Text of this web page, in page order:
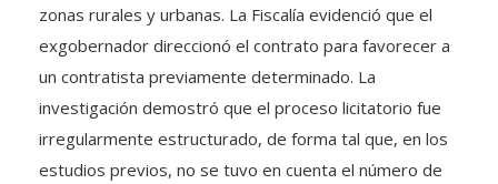
zonas rurales y urbanas. La Fiscalía evidenció que el
exgobernador direccionó el contrato para favorecer a
un contratista previamente determinado. La
investigación demostró que el proceso licitatorio fue
irregularmente estructurado, de forma tal que, en los
estudios previos, no se tuvo en cuenta el número de